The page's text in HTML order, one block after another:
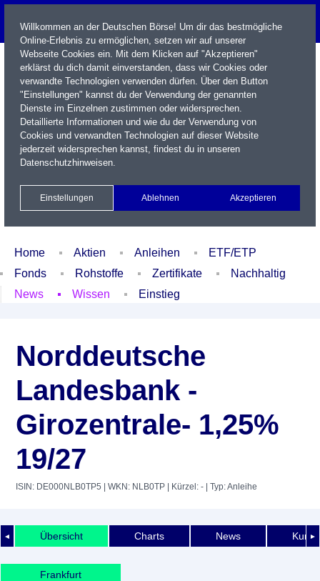
Name / WKN / ISIN / Kürzel
Xetra Realtime
Watchlist Portfolio Login
Home Aktien Anleihen
ETF/ETP
Fonds
Rohstoffe Zertifikate
Nachhaltig
News
Wissen Einstieg
Norddeutsche
Landesbank -
Girozentrale- 1,25%
19/27
ISIN: DE000NLB0TP5 | WKN: NLB0TP | Kürzel: - | Typ: Anleihe
◄ ►
Übersicht Charts News
Frankfurt
Willkommen an der Deutschen Börse! Um dir das bestmögliche
Online-Erlebnis zu ermöglichen, setzen wir auf unserer
Webseite Cookies ein. Mit dem Klicken auf "Akzeptieren"
erklärst du dich damit einverstanden, dass wir Cookies oder
verwandte Technologien verwenden dürfen. Über den Button
"Einstellungen" kannst du der Verwendung der genannten
Dienste im Einzelnen zustimmen oder widersprechen.
Detaillierte Informationen und wie du der Verwendung von
Cookies und verwandten Technologien auf dieser Website
jederzeit widersprechen kannst, findest du in unseren
Datenschutzhinweisen.
Einstellungen Ablehnen Akzeptieren